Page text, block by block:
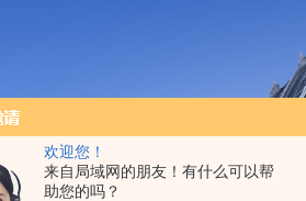
欢迎您！
来自局域网的朋友！有什么可以帮
助您的吗？